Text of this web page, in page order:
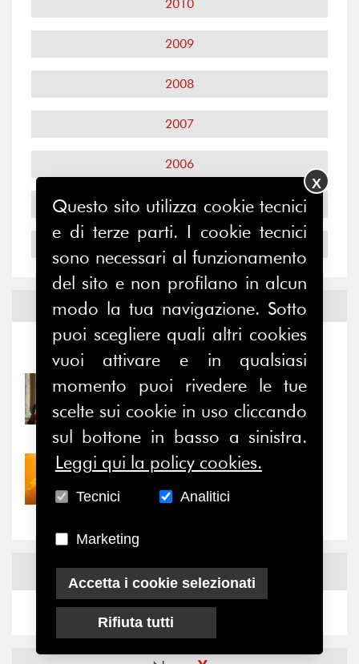
2010
2009
2008
2007
2006
2005
Notizie edEventi
Eventi
31/07/2026
Prima della pausa estiva,
il valore di...
30/07/2026
Nove anni dopo la
“grande cecità”: la...
NewsFacebook
Questo sito utilizza cookie tecnici
e di terze parti. I cookie tecnici
sono necessari al funzionamento
del sito e non profilano in alcun
modo la tua navigazione. Sotto
puoi scegliere quali altri cookies
vuoi attivare e in qualsiasi
momento puoi rivedere le tue
scelte sui cookie in uso cliccando
sul bottone in basso a sinistra.
Leggi qui la policy cookies.
Tecnici Analitici
Marketing
Accetta i cookie selezionati
Rifiuta tutti
X